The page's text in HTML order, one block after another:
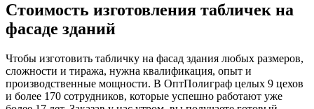
Стоимость изготовления табличек на
фасаде зданий
Чтобы изготовить табличку на фасад здания любых размеров,
сложности и тиража, нужна квалификация, опыт и
производственные мощности. В ОптПолиграф целых 9 цехов
и более 170 сотрудников, которые успешно работают уже